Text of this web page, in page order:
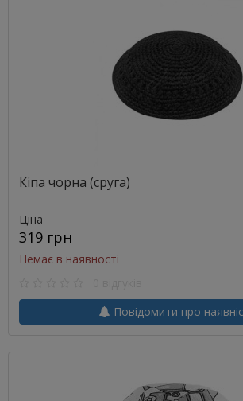
Кіпа чорна (сруга)
Ціна
319 грн
Немає в наявності
Повідомити про